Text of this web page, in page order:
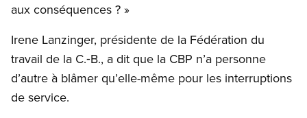
aux conséquences ? »
Irene Lanzinger, présidente de la Fédération du
travail de la C.‑B., a dit que la CBP n’a personne
d’autre à blâmer qu’elle-même pour les interruptions
de service.